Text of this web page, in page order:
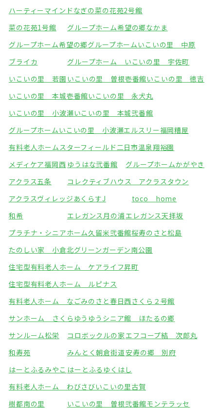
ハーティーマインドなぎの菜の花苑2号館
菜の花苑1号館
グループホーム希望の郷なかま
グループホーム希望の郷グループホームいこいの里 中原
ブライカ
グループホーム いこいの里 宇佐町
いこいの里 若園 いこいの里 曽根壱番館いこいの里 徳吉
いこいの里 本城壱番館いこいの里 永犬丸
いこいの里 小波瀬いこいの里 本城弐番館
グループホームいこいの里 小波瀬エルスリー福岡糟屋
有料老人ホームスターフィールド二日市温泉翔裕園
メディケア福岡西 ゆうはな弐番館
グループホームかがやき
アクラス五条
コレクティブハウス アクラスタウン
アクラスヴィレッジ あくらすJ
toco home
和希
エレガンス月の浦エレガンス天拝坂
プラチナ・シニアホーム久留米弐番館桜寿のさと松島
たのしい家 小倉北グリーンガーデン南公園
住宅型有料老人ホーム ケアライフ昇町
住宅型有料老人ホーム ルピナス
有料老人ホーム なごみのさと春日西さくら２号館
サンホーム さくら ゆうゆうシニア館 ほたるの郷
サンルーム松栄
コロボックルの家エフコープ結 次郎丸
和寿苑
みんとく朝倉街道安寿の郷 別府
はーとふるみやこ はーとふるゆくはし
有料老人ホーム わびさびいこいの里古賀
樹都南の里
いこいの里 曽根弐番館モンテラッセ